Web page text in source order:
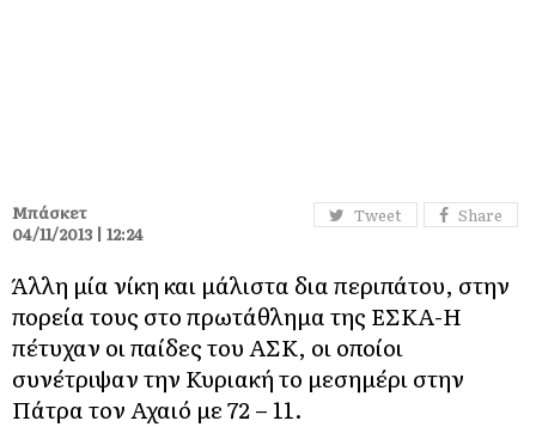
Tweet Share
Μπάσκετ
04/11/2013 | 12:24
Άλλη μία νίκη και μάλιστα δια περιπάτου, στην
πορεία τους στο πρωτάθλημα της ΕΣΚΑ-Η
πέτυχαν οι παίδες του ΑΣΚ, οι οποίοι
συνέτριψαν την Κυριακή το μεσημέρι στην
Πάτρα τον Αχαιό με 72 – 11.